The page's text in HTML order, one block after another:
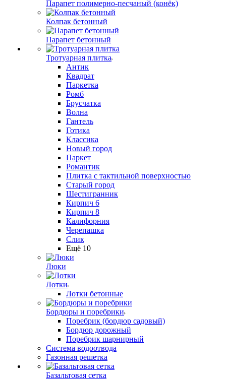
Парапет полимерно-песчаный (конёк)
Колпак бетонный
Парапет бетонный
Тротуарная плитка
Антик
Квадрат
Паркетка
Ромб
Брусчатка
Волна
Гантель
Готика
Классика
Новый город
Паркет
Романтик
Плитка с тактильной поверхностью
Старый город
Шестигранник
Кирпич 6
Кирпич 8
Калифорния
Черепашка
Слик
Ещё 10
Люки
Лотки
Лотки бетонные
Бордюры и поребрики
Поребрик (бордюр садовый)
Бордюр дорожный
Поребрик шарнирный
Система водоотвода
Газонная решетка
Базальтовая сетка